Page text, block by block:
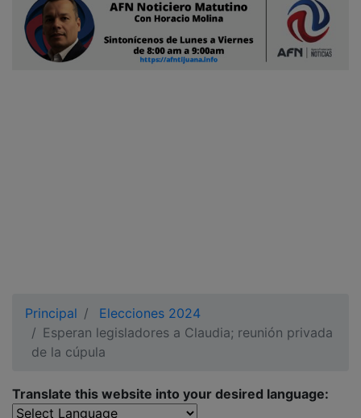
Principal
Elecciones 2024
Esperan legisladores a Claudia; reunión privada
de la cúpula
Translate this website into your desired language:
Reportero
Ciudadano